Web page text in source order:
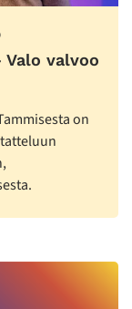
Valo valvoo
on